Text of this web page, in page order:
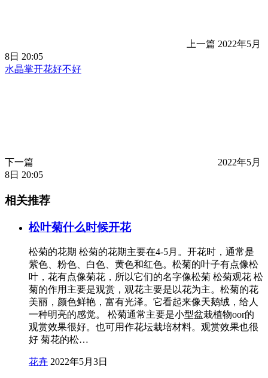
上一篇 2022年5月
8日 20:05
水晶掌开花好不好
下一篇
2022年5月
8日 20:05
相关推荐
松叶菊什么时候开花
松菊的花期 松菊的花期主要在4-5月。开花时，通常是
紫色、粉色、白色、黄色和红色。松菊的叶子有点像松
叶，花有点像菊花，所以它们的名字像松菊 松菊观花 松
菊的作用主要是观赏，观花主要是以花为主。松菊的花
美丽，颜色鲜艳，富有光泽。它看起来像天鹅绒，给人
一种明亮的感觉。 松菊通常主要是小型盆栽植物oor的
观赏效果很好。也可用作花坛栽培材料。观赏效果也很
好 菊花的松…
花卉 2022年5月3日